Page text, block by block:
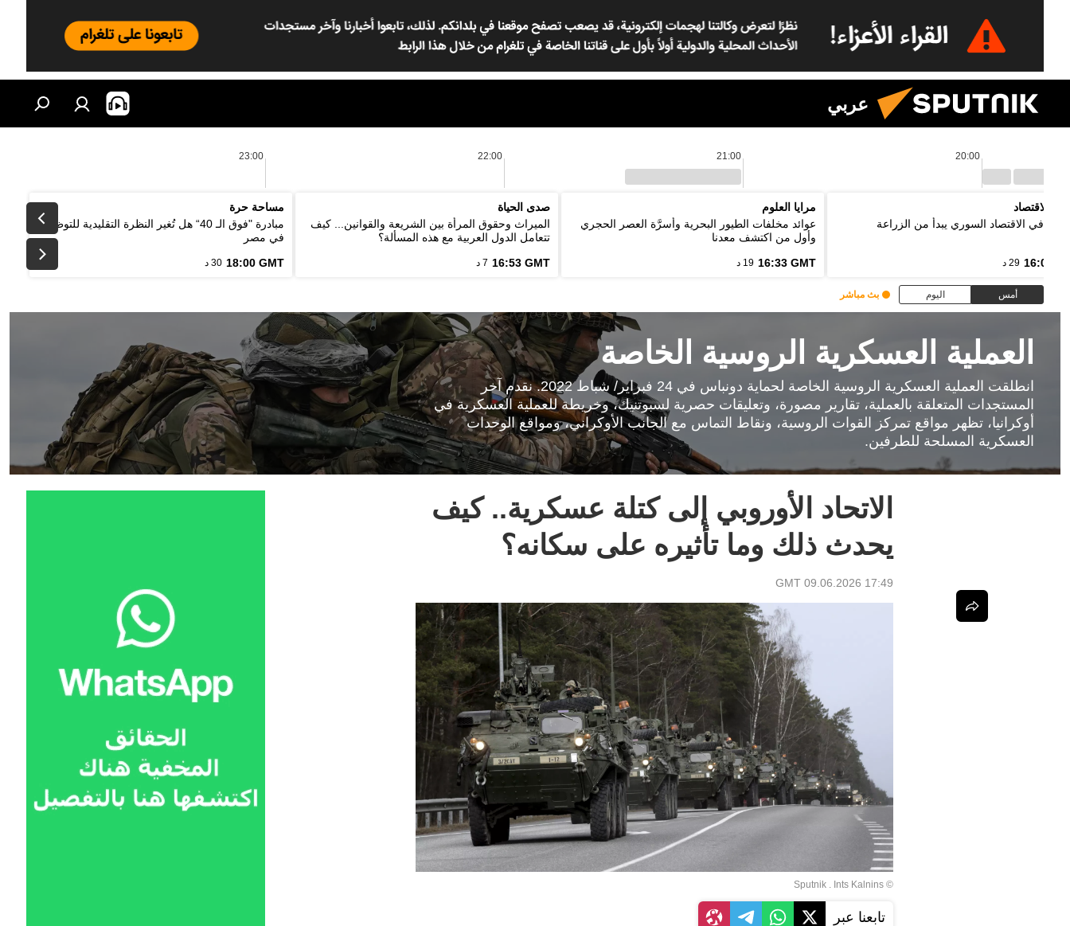
عربي
20:00
21:00
22:00
23:00
الاقتصاد
تعافي الاقتصاد السوري يبدأ من الزراعة
16:03 29 د
مرايا العلوم
عوائد مخلفات الطيور البحرية وأسرَّة العصر الحجري
وأول من اكتشف معدنا
16:33 GMT 19 د
صدى الحياة
الميراث وحقوق المرأة بين الشريعة والقوانين... كيف
تتعامل الدول العربية مع هذه المسألة؟
16:53 GMT 7 د
مساحة حرة
مبادرة "فوق الـ 40“ هل تُغير النظرة التقليدية للتوظيف
في مصر
18:00 GMT 30 د
أمس اليوم بث مباشر
العملية العسكرية الروسية الخاصة
انطلقت العملية العسكرية الروسية الخاصة لحماية دونباس في 24 فبراير/ شباط 2022. نقدم آخر
المستجدات المتعلقة بالعملية، تقارير مصورة، وتعليقات حصرية لسبوتنيك، وخريطة للعملية العسكرية في
أوكرانيا، تظهر مواقع تمركز القوات الروسية، ونقاط التماس مع الجانب الأوكراني، ومواقع الوحدات
العسكرية المسلحة للطرفين.
الاتحاد الأوروبي إلى كتلة عسكرية.. كيف
يحدث ذلك وما تأثيره على سكانه؟
17:49 GMT 09.06.2026
© Sputnik . Ints Kalnins
تابعنا عبر